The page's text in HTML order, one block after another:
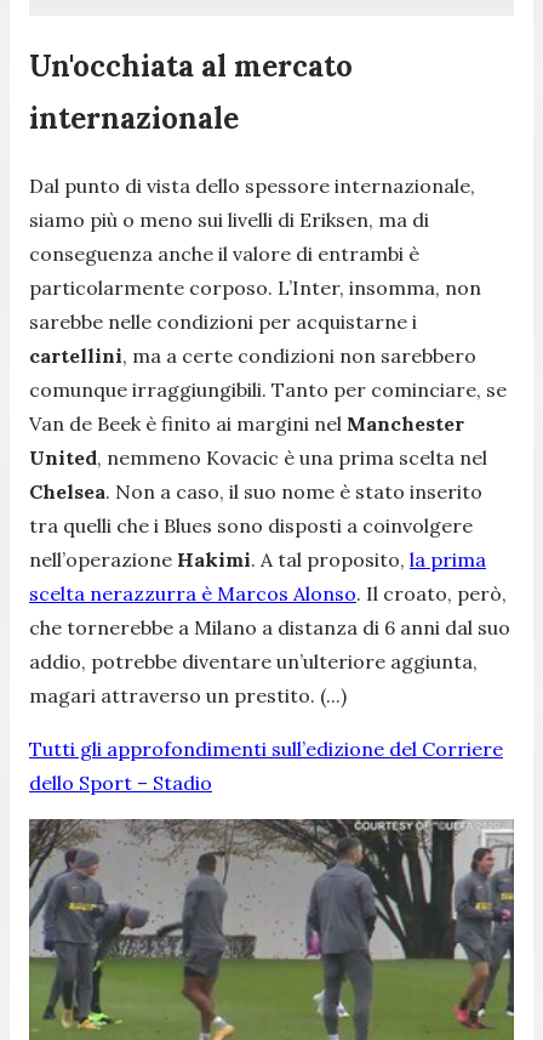
Un'occhiata al mercato
internazionale
Dal punto di vista dello spessore internazionale,
siamo più o meno sui livelli di Eriksen, ma di
conseguenza anche il valore di entrambi è
particolarmente corposo. L’Inter, insomma, non
sarebbe nelle condizioni per acquistarne i
cartellini, ma a certe condizioni non sarebbero
comunque irraggiungibili. Tanto per cominciare, se
Van de Beek è finito ai margini nel Manchester
United, nemmeno Kovacic è una prima scelta nel
Chelsea. Non a caso, il suo nome è stato inserito
tra quelli che i Blues sono disposti a coinvolgere
nell’operazione Hakimi. A tal proposito, la prima
scelta nerazzurra è Marcos Alonso. Il croato, però,
che tornerebbe a Milano a distanza di 6 anni dal suo
addio, potrebbe diventare un’ulteriore aggiunta,
magari attraverso un prestito. (...)
Tutti gli approfondimenti sull’edizione del Corriere
dello Sport – Stadio